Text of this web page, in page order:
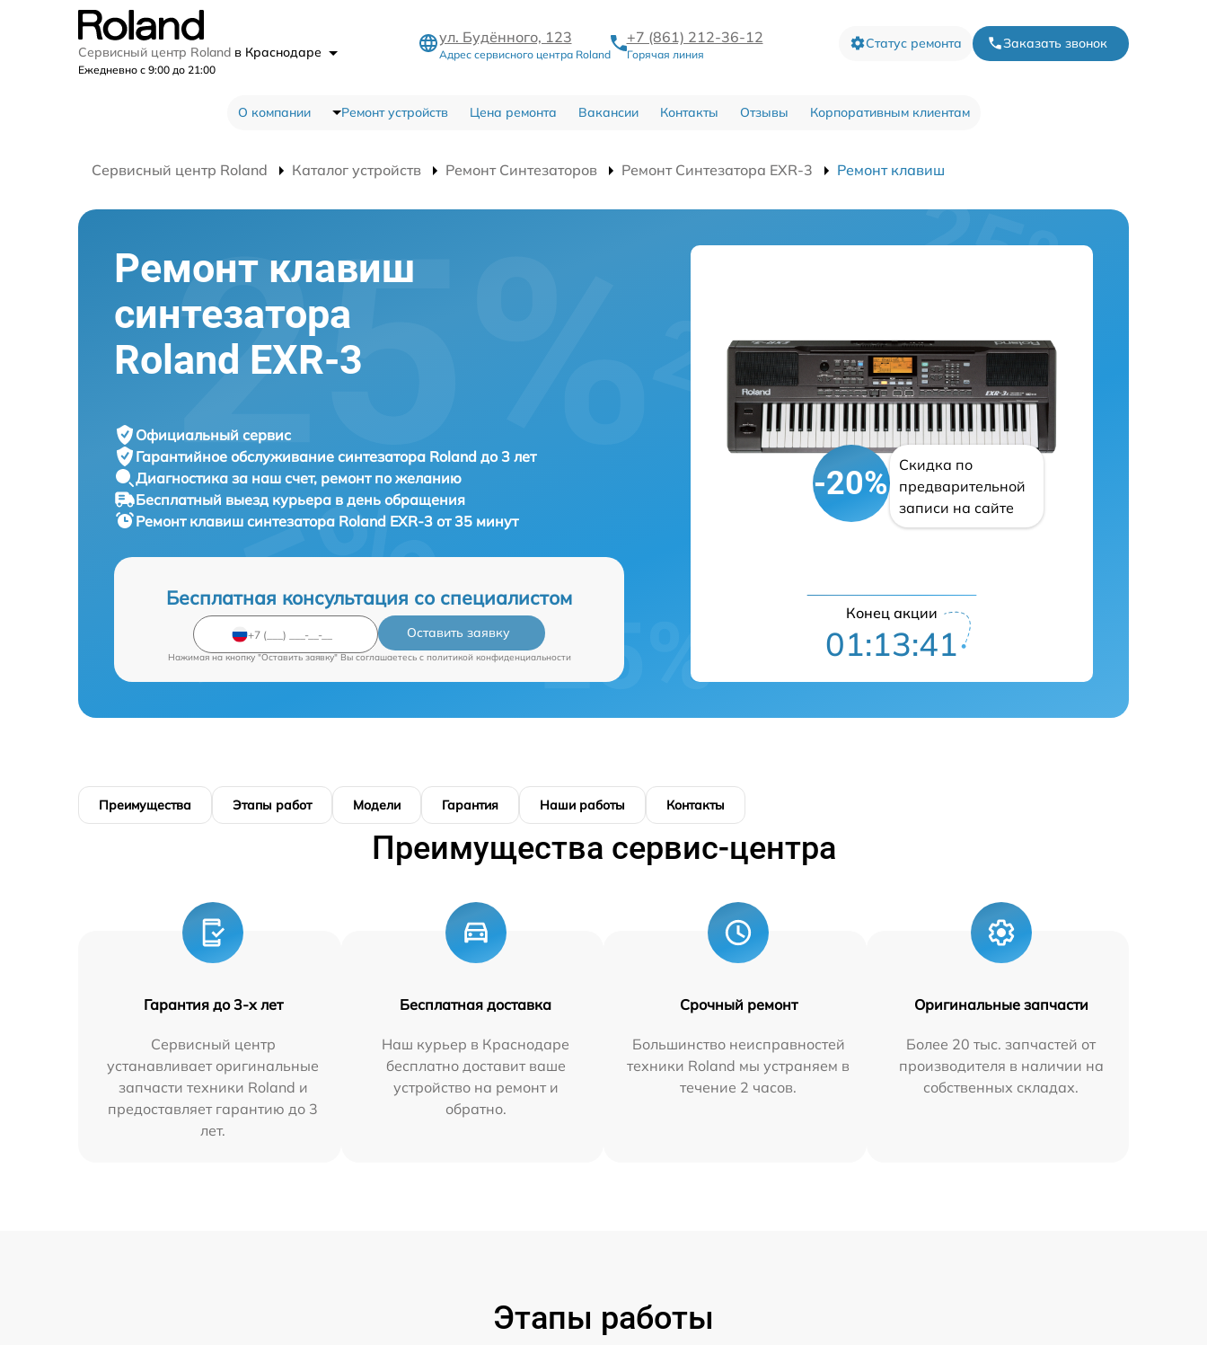
Сервисный центр Roland в Краснодаре
Ежедневно с 9:00 до 21:00
ул. Будённого, 123
Адрес сервисного центра Roland
+7 (861) 212-36-12
Горячая линия
Статус ремонта Заказать звонок
О компании Ремонт устройств Цена ремонта Вакансии Контакты Отзывы Корпоративным клиентам
Сервисный центр Roland Каталог устройств Ремонт Синтезаторов Ремонт Синтезатора EXR-3 Ремонт клавиш
Ремонт клавиш
синтезатора
Roland EXR-3
Официальный сервис
Гарантийное обслуживание синтезатора Roland до 3 лет
Диагностика за наш счет, ремонт по желанию
Бесплатный выезд курьера в день обращения
Ремонт клавиш синтезатора Roland EXR-3 от 35 минут
Бесплатная консультация со специалистом
Оставить заявку
Нажимая на кнопку "Оставить заявку" Вы соглашаетесь c политикой конфиденциальности
-20%
Скидка по
предварительной
записи на сайте
Конец акции
01:13:40
Преимущества Этапы работ Модели Гарантия Наши работы Контакты
Преимущества сервис-центра
Гарантия до 3-х лет
Сервисный центр
устанавливает оригинальные
запчасти техники Roland и
предоставляет гарантию до 3
лет.
Бесплатная доставка
Наш курьер в Краснодаре
бесплатно доставит ваше
устройство на ремонт и
обратно.
Срочный ремонт
Большинство неисправностей
техники Roland мы устраняем в
течение 2 часов.
Оригинальные запчасти
Более 20 тыс. запчастей от
производителя в наличии на
собственных складах.
Этапы работы